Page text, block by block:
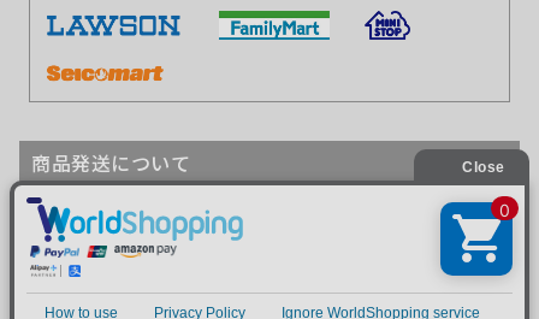
商品発送について
送料
対象地域
沖縄県以外
880円（税込）